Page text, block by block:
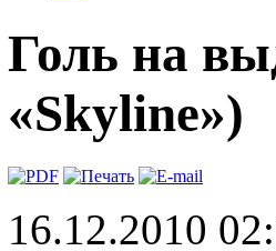
Голь на
«Skyline»)
16.12.2010